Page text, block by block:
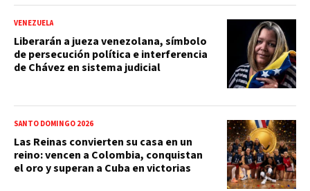
VENEZUELA
Liberarán a jueza venezolana, símbolo
de persecución política e interferencia
de Chávez en sistema judicial
SANTO DOMINGO 2026
Las Reinas convierten su casa en un
reino: vencen a Colombia, conquistan
el oro y superan a Cuba en victorias